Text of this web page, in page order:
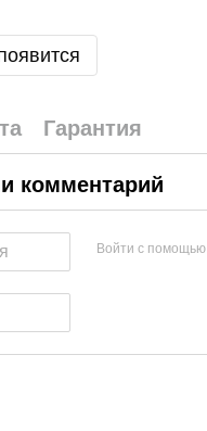
Гарантия
комментарий
Войти с помощью